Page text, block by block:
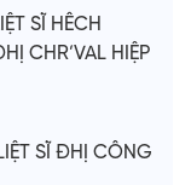
SĨ HÊCH
CHR’VAL HIỆP
SĨ ĐHỊ CÔNG